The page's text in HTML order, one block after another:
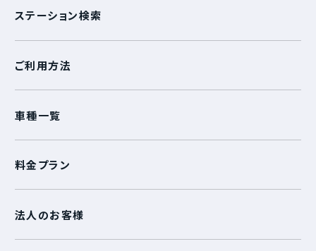
ステーション検索
ご利用方法
車種一覧
料金プラン
法人のお客様